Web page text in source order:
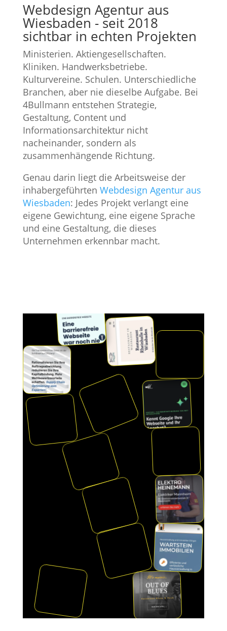
Webdesign Agentur aus
Wiesbaden - seit 2018
sichtbar in echten Projekten
Ministerien. Aktiengesellschaften.
Kliniken. Handwerksbetriebe.
Kulturvereine. Schulen. Unterschiedliche
Branchen, aber nie dieselbe Aufgabe. Bei
4Bullmann entstehen Strategie,
Gestaltung, Content und
Informationsarchitektur nicht
nacheinander, sondern als
zusammenhängende Richtung.
Genau darin liegt die Arbeitsweise der
inhabergeführten Webdesign Agentur aus
Wiesbaden: Jedes Projekt verlangt eine
eigene Gewichtung, eine eigene Sprache
und eine Gestaltung, die dieses
Unternehmen erkennbar macht.